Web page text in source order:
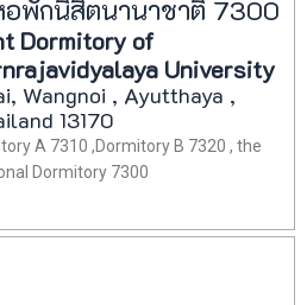
พักนิสิตนานาชาติ 7300
Dormitory of
University
Wangnoi , Ayutthaya ,
13170
A 7310 ,Dormitory B 7320 , the
Dormitory 7300